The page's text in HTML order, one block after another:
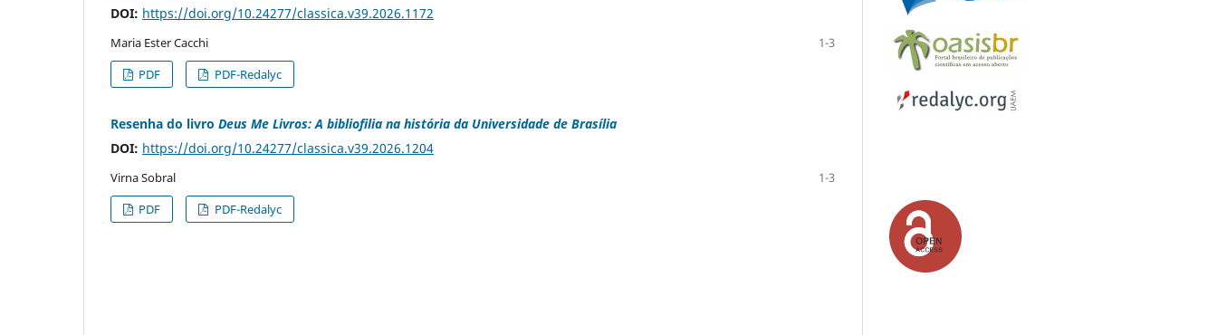
DOI: https://doi.org/10.24277/classica.v39.2026.1172
Maria Ester Cacchi
1-3
PDF
PDF-Redalyc
Resenha do livro Deus Me Livros: A bibliofilia na história da Universidade de Brasília
DOI: https://doi.org/10.24277/classica.v39.2026.1204
Virna Sobral
1-3
PDF
PDF-Redalyc